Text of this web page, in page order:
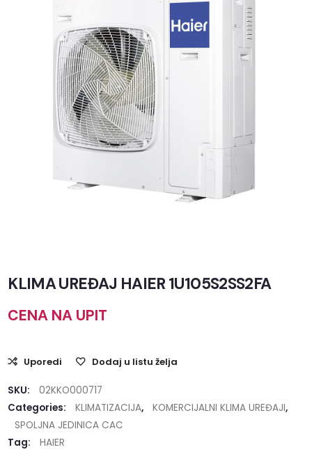
KLIMA UREĐAJ HAIER 1U105S2SS2FA
CENA NA UPIT
Uporedi Dodaj u listu želja
SKU:
02KKO000717
Categories:
KLIMATIZACIJA, KOMERCIJALNI KLIMA UREĐAJI,
SPOLJNA JEDINICA CAC
Tag:
HAIER